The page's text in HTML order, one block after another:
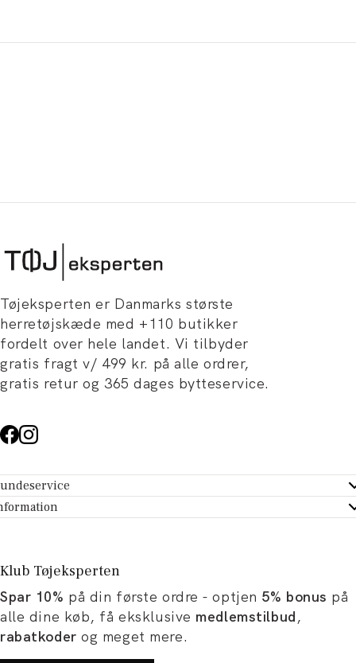
Tøjeksperten er Danmarks største
herretøjskæde med +110 butikker
fordelt over hele landet. Vi tilbyder
gratis fragt v/ 499 kr. på alle ordrer,
gratis retur og 365 dages bytteservice.
- Hjælpecenter
dit køb
Tøjeksperten
og artikler
og karriere
Klub Tøjeksperten
Spar 10% på din første ordre - optjen 5% bonus på
alle dine køb, få eksklusive medlemstilbud,
rabatkoder og meget mere.